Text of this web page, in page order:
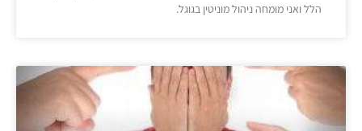
הלל ואני מומחה ניהול מוניטין בגוגל.